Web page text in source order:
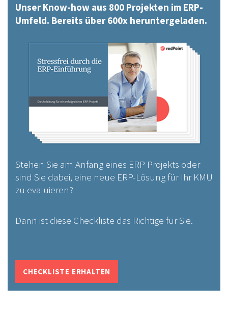
Unser Know-how aus 800 Projekten im ERP-
Umfeld. Bereits über 600x heruntergeladen.
Stehen Sie am Anfang eines ERP Projekts oder
sind Sie dabei, eine neue ERP-Lösung für Ihr KMU
zu evaluieren?
Dann ist diese Checkliste das Richtige für Sie.
CHECKLISTE ERHALTEN